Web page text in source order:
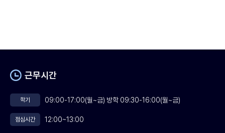
근무시간
학기 09:00-17:00(월~금) 방학 09:30-16:00(월~금)
점심시간 12:00~13:00